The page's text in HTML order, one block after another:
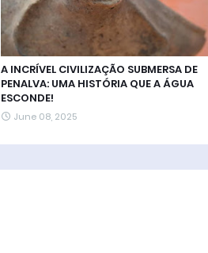
A INCRÍVEL CIVILIZAÇÃO SUBMERSA DE
PENALVA: UMA HISTÓRIA QUE A ÁGUA
ESCONDE!
June 08, 2025